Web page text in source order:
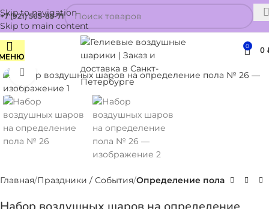
Skip to navigation
Skip to main content
+7 (921) 565-85-71
0 0
Нажмите, чтобы увеличить
Главная Праздники / События Определение пола